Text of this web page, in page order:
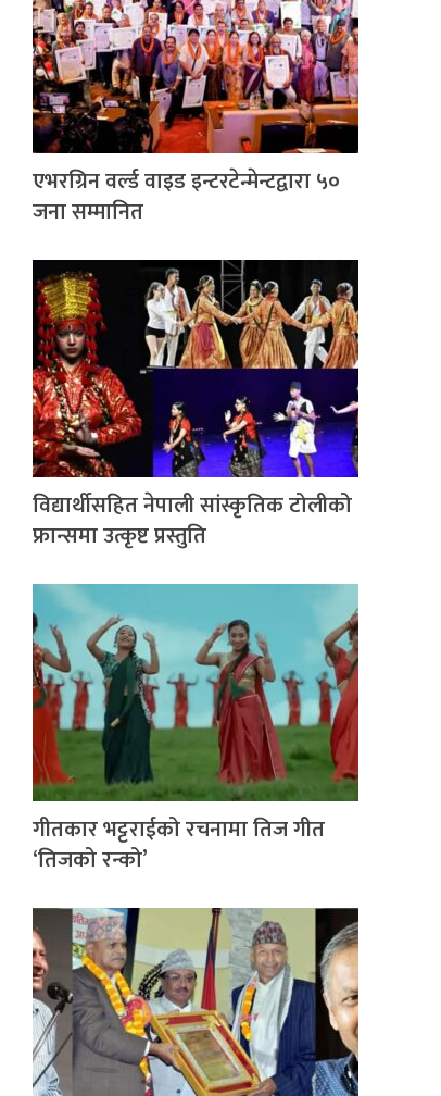
एभरग्रिन वर्ल्ड वाइड इन्टरटेन्मेन्टद्वारा ५०
जना सम्मानित
विद्यार्थीसहित नेपाली सांस्कृतिक टोलीको
फ्रान्समा उत्कृष्ट प्रस्तुति
गीतकार भट्टराईको रचनामा तिज गीत
‘तिजको रन्को’